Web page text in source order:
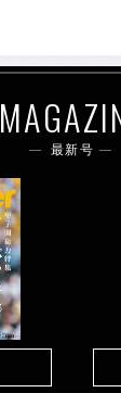
最新号